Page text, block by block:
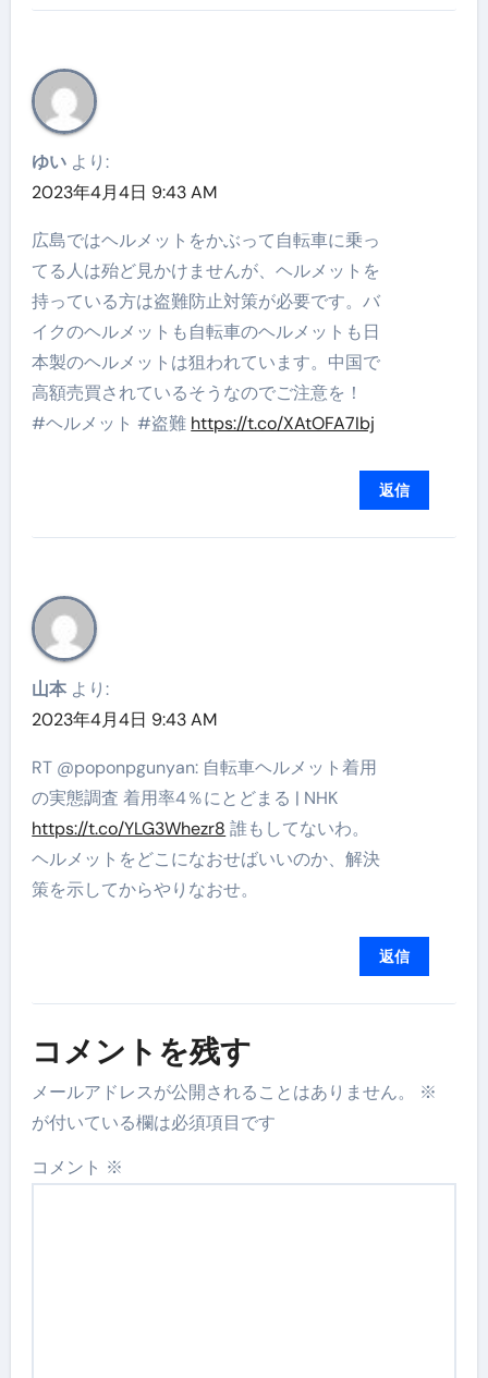
ゆい より:
2023年4月4日 9:43 AM
広島ではヘルメットをかぶって自転車に乗っ
てる人は殆ど見かけませんが、ヘルメットを
持っている方は盗難防止対策が必要です。バ
イクのヘルメットも自転車のヘルメットも日
本製のヘルメットは狙われています。中国で
高額売買されているそうなのでご注意を！
#ヘルメット #盗難 https://t.co/XAtOFA7Ibj
返信
山本 より:
2023年4月4日 9:43 AM
RT @poponpgunyan: 自転車ヘルメット着用
の実態調査 着用率4％にとどまる | NHK
https://t.co/YLG3Whezr8 誰もしてないわ。
ヘルメットをどこになおせばいいのか、解決
策を示してからやりなおせ。
返信
コメントを残す
メールアドレスが公開されることはありません。
※
が付いている欄は必須項目です
コメント ※